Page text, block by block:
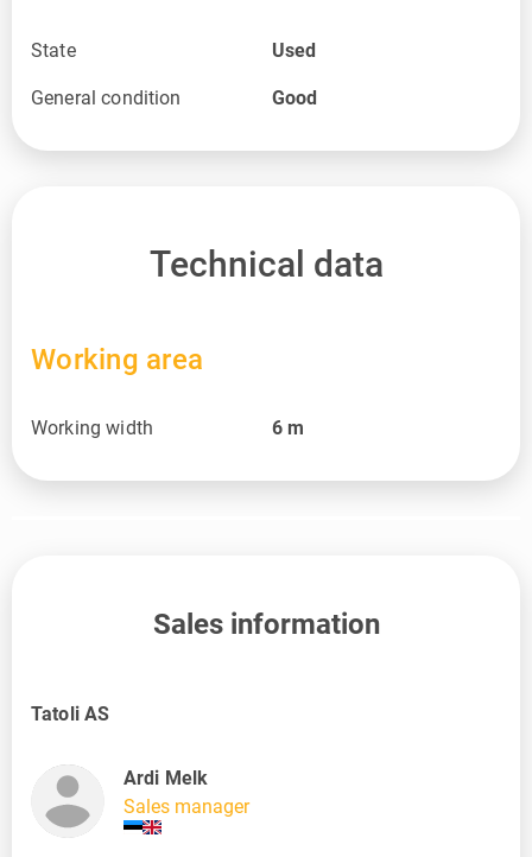
State Used
General condition Good
Technical data
Working area
Working width 6 m
Sales information
Tatoli AS
Ardi Melk
Sales manager